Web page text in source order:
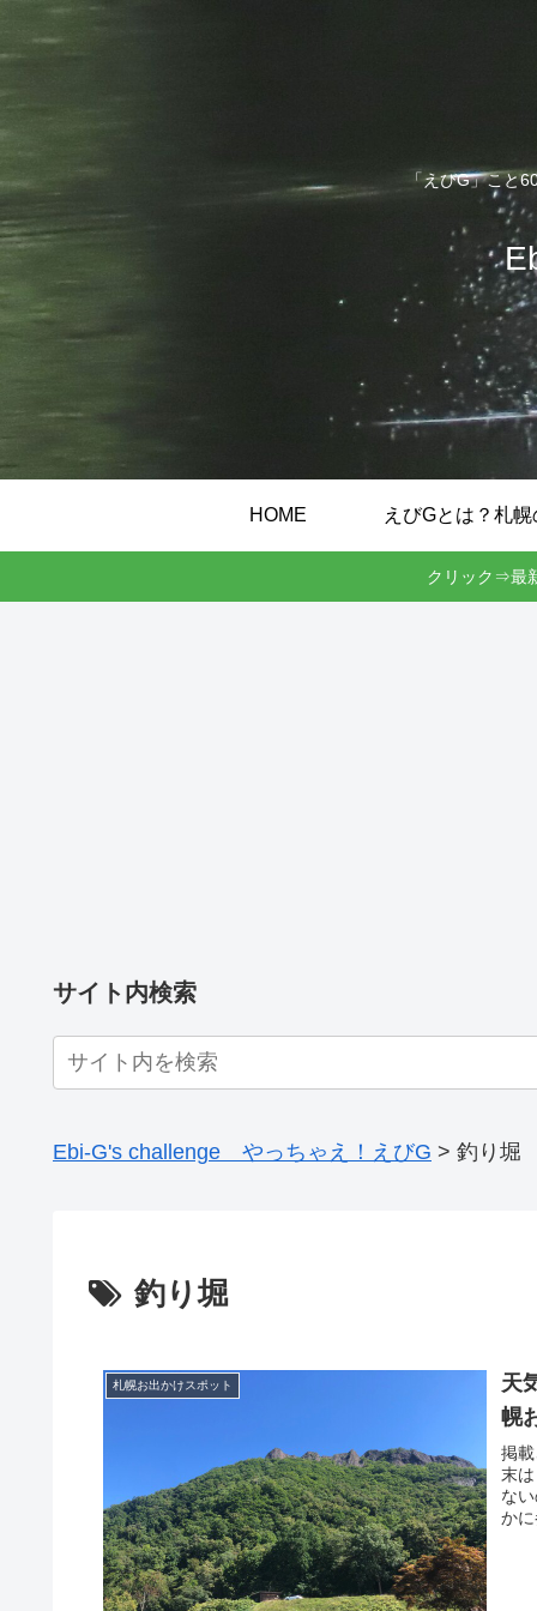
「えびG」こと
HOME
クリック⇒最
サイト内検索
Ebi-G's challenge やっちゃえ！えびG > 釣り堀
釣り堀
札幌お出かけスポット
天
幌
掲
末
な
か